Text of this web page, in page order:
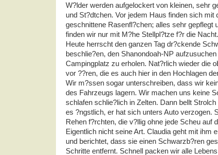
W?lder werden aufgelockert von kleinen, sehr
und St?dtchen. Vor jedem Haus finden sich mit
geschnittene Rasenfl?chen; alles sehr gepflegt
finden wir nur mit M?he Stellpl?tze f?r die Nacht.
Heute herrscht den ganzen Tag dr?ckende
beschlie?en, den Shanondoah-NP
Campingplatz zu erholen. Nat?rlich wieder die
vor ??ren, die es auch hier in den Hochlagen
Wir m?ssen sogar unterschreiben, dass wir
des Fahrzeugs lagern. Wir machen uns keine
schlafen schlie?lich in Zelten. Dann bellt
es ?ngstlich, er hat sich unters Auto verzogen.
Rehen f?rchten, die v?llig ohne jede Scheu auf
Eigentlich nicht seine Art. Claudia geht mit ihm
und berichtet, dass sie einen Schwarzb?ren
Schritte entfernt. Schnell packen wir alle